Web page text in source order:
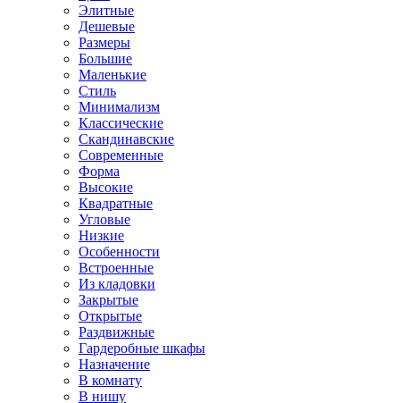
Элитные
Дешевые
Размеры
Большие
Маленькие
Стиль
Минимализм
Классические
Скандинавские
Современные
Форма
Высокие
Квадратные
Угловые
Низкие
Особенности
Встроенные
Из кладовки
Закрытые
Открытые
Раздвижные
Гардеробные шкафы
Назначение
В комнату
В нишу